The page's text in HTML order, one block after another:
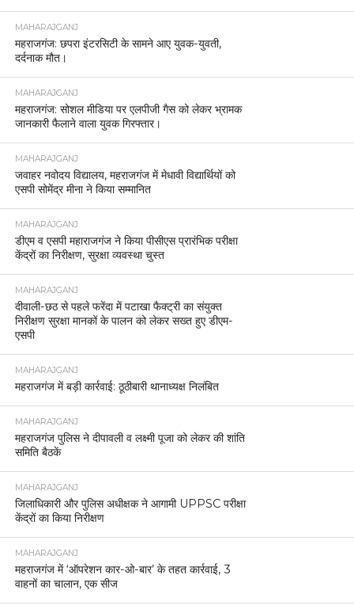
MAHARAJGANJ
महराजगंज: छपरा इंटरसिटी के सामने आए युवक-युवती,
दर्दनाक मौत।
MAHARAJGANJ
महराजगंज: सोशल मीडिया पर एलपीजी गैस को लेकर भ्रामक
जानकारी फैलाने वाला युवक गिरफ्तार।
MAHARAJGANJ
जवाहर नवोदय विद्यालय, महराजगंज में मेधावी विद्यार्थियों को
एसपी सोमेंद्र मीना ने किया सम्मानित
MAHARAJGANJ
डीएम व एसपी महाराजगंज ने किया पीसीएस प्रारंभिक परीक्षा
केंद्रों का निरीक्षण, सुरक्षा व्यवस्था चुस्त
MAHARAJGANJ
दीवाली-छठ से पहले फरेंदा में पटाखा फैक्ट्री का संयुक्त
निरीक्षण सुरक्षा मानकों के पालन को लेकर सख्त हुए डीएम-
एसपी
MAHARAJGANJ
महराजगंज में बड़ी कार्रवाई: ठूठीबारी थानाध्यक्ष निलंबित
MAHARAJGANJ
महराजगंज पुलिस ने दीपावली व लक्ष्मी पूजा को लेकर की शांति
समिति बैठकें
MAHARAJGANJ
जिलाधिकारी और पुलिस अधीक्षक ने आगामी UPPSC परीक्षा
केंद्रों का किया निरीक्षण
MAHARAJGANJ
महराजगंज में ‘ऑपरेशन कार-ओ-बार’ के तहत कार्रवाई, 3
वाहनों का चालान, एक सीज